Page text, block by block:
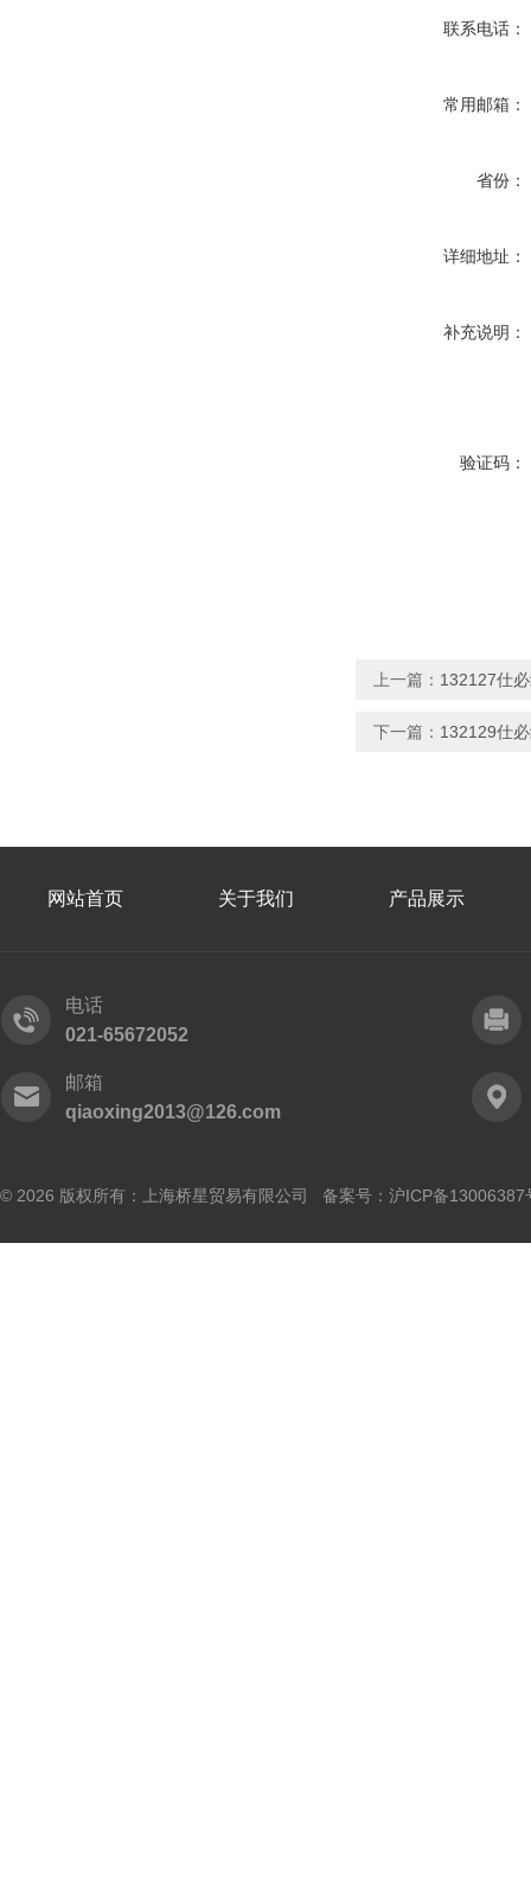
联系电话：
常用邮箱：
省份：
详细地址：
补充说明：
验证码：
上一篇： 132127仕
下一篇： 132129仕
网站首页 关于我们 产品展示
电话
021-65672052
邮箱
qiaoxing2013@126.com
© 2026 版权所有：上海桥星贸易有限公司 备案号： 沪ICP备13006387